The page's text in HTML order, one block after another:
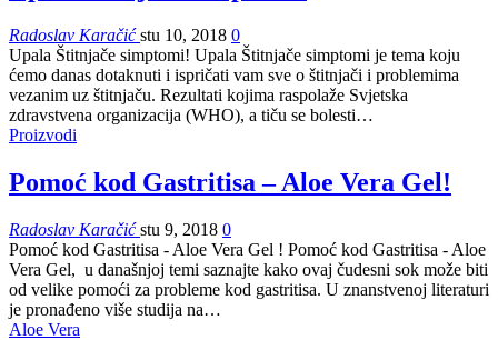
Radoslav Karačićstu 10, 2018 0
Upala Štitnjače simptomi! Upala Štitnjače simptomi je tema koju
ćemo danas dotaknuti i ispričati vam sve o štitnjači i problemima
vezanim uz štitnjaču. Rezultati kojima raspolaže Svjetska
zdravstvena organizacija (WHO), a tiču se bolesti…
Proizvodi
Pomoć kod Gastritisa – Aloe Vera Gel!
Radoslav Karačićstu 9, 2018 0
Pomoć kod Gastritisa - Aloe Vera Gel ! Pomoć kod Gastritisa - Aloe
Vera Gel, u današnjoj temi saznajte kako ovaj čudesni sok može biti
od velike pomoći za probleme kod gastritisa. U znanstvenoj literaturi
je pronađeno više studija na…
Aloe Vera